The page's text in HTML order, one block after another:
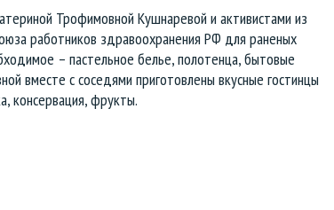
Трофимовной Кушнаревой и активистами из
работников здравоохранения РФ для раненых
– пастельное белье, полотенца, бытовые
вместе с соседями приготовлены вкусные гостинцы
консервация, фрукты.